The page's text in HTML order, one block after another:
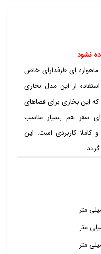
نشود
ماهواره ای طرفدارای خاص
از این مدل بخاری
این بخاری برای فضاهای
سفر هم بسیار مناسب
کاملا کاربردی است. این